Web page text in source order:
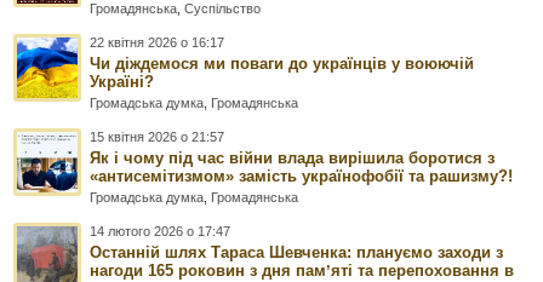
Громадянська ,Суспільство
22 квітня 2026 о 16:17
Чи діждемося ми поваги до українців у воюючій
Україні?
Громадська думка Громадянська
15 квітня 2026 о 21:57
Як і чому під час війни влада вирішила боротися з
«антисемітизмом» замість українофобії та рашизму?!
Громадська думка Громадянська
14 лютого 2026 о 17:47
Останній шлях Тараса Шевченка: плануємо заходи з
нагоди 165 роковин з дня памʼяті та перепоховання в